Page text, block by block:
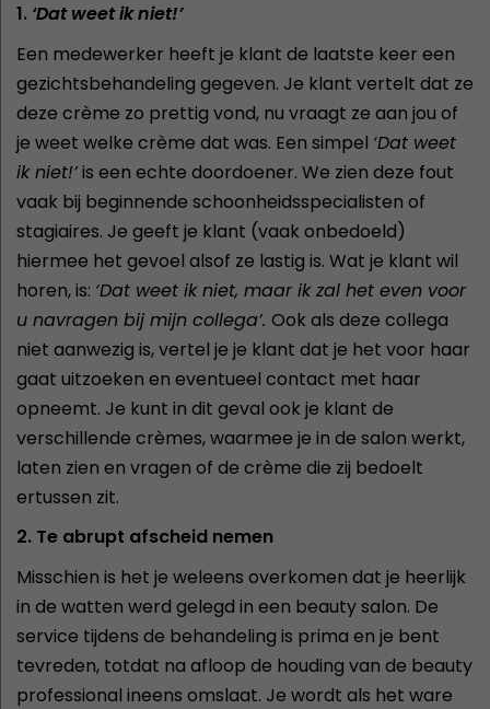
1. ‘Dat weet ik niet!’
Een medewerker heeft je klant de laatste keer een
gezichtsbehandeling gegeven. Je klant vertelt dat ze
deze crème zo prettig vond, nu vraagt ze aan jou of
je weet welke crème dat was. Een simpel ‘Dat weet
ik niet!’is een echte doordoener. We zien deze fout
vaak bij beginnende schoonheidsspecialisten of
stagiaires. Je geeft je klant (vaak onbedoeld)
hiermee het gevoel alsof ze lastig is. Wat je klant wil
horen, is: ‘Dat weet ik niet, maar ik zal het even voor
u navragen bij mijn collega’. Ook als deze collega
niet aanwezig is, vertel je je klant dat je het voor haar
gaat uitzoeken en eventueel contact met haar
opneemt. Je kunt in dit geval ook je klant de
verschillende crèmes, waarmee je in de salon werkt,
laten zien en vragen of de crème die zij bedoelt
ertussen zit.
2. Te abrupt afscheid nemen
Misschien is het je weleens overkomen dat je heerlijk
in de watten werd gelegd in een beauty salon. De
service tijdens de behandeling is prima en je bent
tevreden, totdat na afloop de houding van de beauty
professional ineens omslaat. Je wordt als het ware